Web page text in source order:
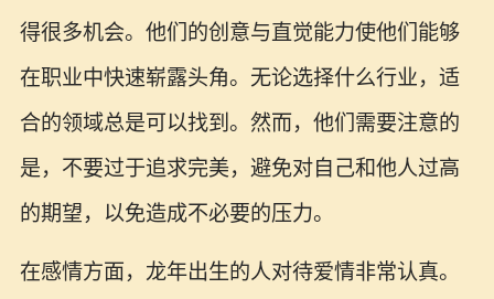
得很多机会。他们的创意与直觉能力使他们能够
在职业中快速崭露头角。无论选择什么行业，适
合的领域总是可以找到。然而，他们需要注意的
是，不要过于追求完美，避免对自己和他人过高
的期望，以免造成不必要的压力。
在感情方面，龙年出生的人对待爱情非常认真。